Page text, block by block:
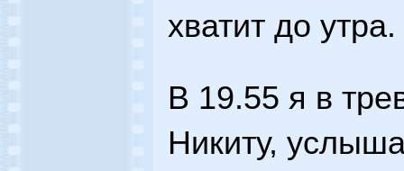
хватит до утра.
В 19.55 я в
Никиту,